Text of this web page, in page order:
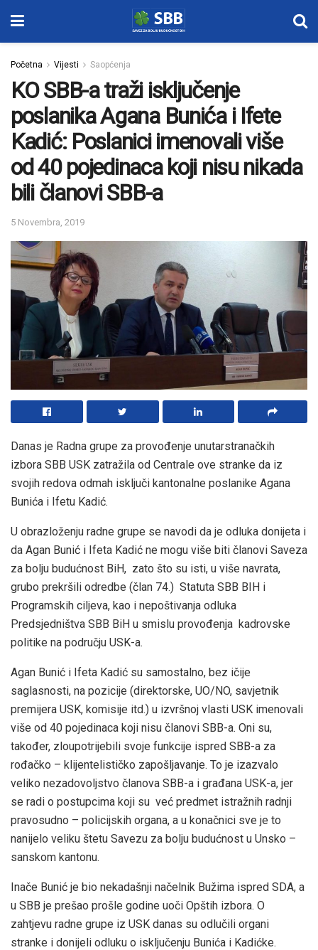
Početna Vijesti Saopćenja
KO SBB-a traži isključenje
poslanika Agana Bunića i Ifete
Kadić: Poslanici imenovali više
od 40 pojedinaca koji nisu nikada
bili članovi SBB-a
5 Novembra, 2019
Danas je Radna grupe za provođenje unutarstranačkih
izbora SBB USK zatražila od Centrale ove stranke da iz
svojih redova odmah isključi kantonalne poslanike Agana
Bunića i Ifetu Kadić.
U obrazloženju radne grupe se navodi da je odluka donijeta i
da Agan Bunić i Ifeta Kadić ne mogu više biti članovi Saveza
za bolju budućnost BiH, zato što su isti, u više navrata,
grubo prekršili odredbe (član 74.) Statuta SBB BIH i
Programskih ciljeva, kao i nepoštivanja odluka
Predsjedništva SBB BiH u smislu provođenja kadrovske
politike na području USK-a.
Agan Bunić i Ifeta Kadić su samostalno, bez ičije
saglasnosti, na pozicije (direktorske, UO/NO, savjetnik
premijera USK, komisije itd.) u izvršnoj vlasti USK imenovali
više od 40 pojedinaca koji nisu članovi SBB-a. Oni su,
također, zloupotrijebili svoje funkcije ispred SBB-a za
rođačko – klijentelističko zapošljavanje. To je izazvalo
veliko nezadovoljstvo članova SBB-a i građana USK-a, jer
se radi o postupcima koji su već predmet istražnih radnji
pravosudno – policijskih organa, a u konačnici sve je to
nanijelo veliku štetu Savezu za bolju budućnost u Unsko –
sanskom kantonu.
Inače Bunić je bio nekadašnji načelnik Bužima ispred SDA, a
u SBB je prešao prošle godine uoči Opštih izbora. O
zahtjevu radne grupe iz USK danas su odlučili organi
stranke i donijeli odluku o isključenju Bunića i Kadićke.